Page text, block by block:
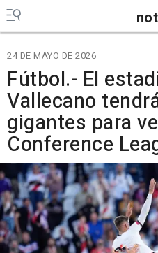
24 DE MAYO DE 2026
Fútbol.- El
Vallecano
gigantes para
Conference